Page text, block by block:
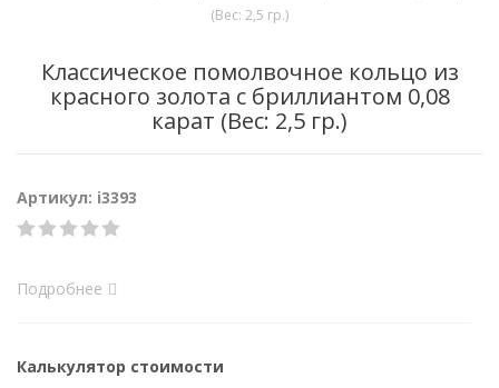
(Вес: 2,5 гр.)
Классическое помолвочное кольцо из
красного золота с бриллиантом 0,08
карат (Вес: 2,5 гр.)
Артикул: i3393
Подробнее
Калькулятор стоимости